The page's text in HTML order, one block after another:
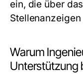
ein, die über
Warum
Unterstützung